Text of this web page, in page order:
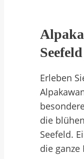
Seefeld
Erleben
die
Seefeld.
die ganze